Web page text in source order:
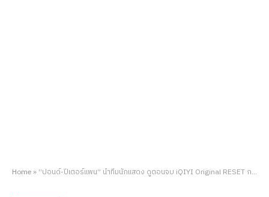
Home» “ปอนด์-ปีเตอร์แพน” นำทีมนักแสดง ดูตอนจบ iQIYI Original RESET การเกิดใหม่ของดวงดาว Endless Love : Final EP.